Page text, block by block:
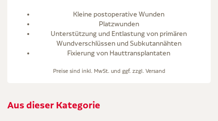
Kleine postoperative Wunden
Platzwunden
Unterstützung und Entlastung von primären
Wundverschlüssen und Subkutannähten
Fixierung von Hauttransplantaten
Preise sind inkl. MwSt. und ggf. zzgl. Versand
Aus dieser Kategorie